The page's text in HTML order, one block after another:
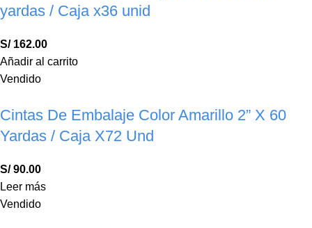
yardas / Caja x36 unid
S/162.00
Añadir al carrito
Vendido
Cintas De Embalaje Color Amarillo 2” X 60
Yardas / Caja X72 Und
S/90.00
Leer más
Vendido